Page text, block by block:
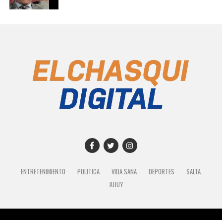
ENTRETENIMIENTO POLITICA VIDA SANA DEPORTES
SALTA
JUJUY